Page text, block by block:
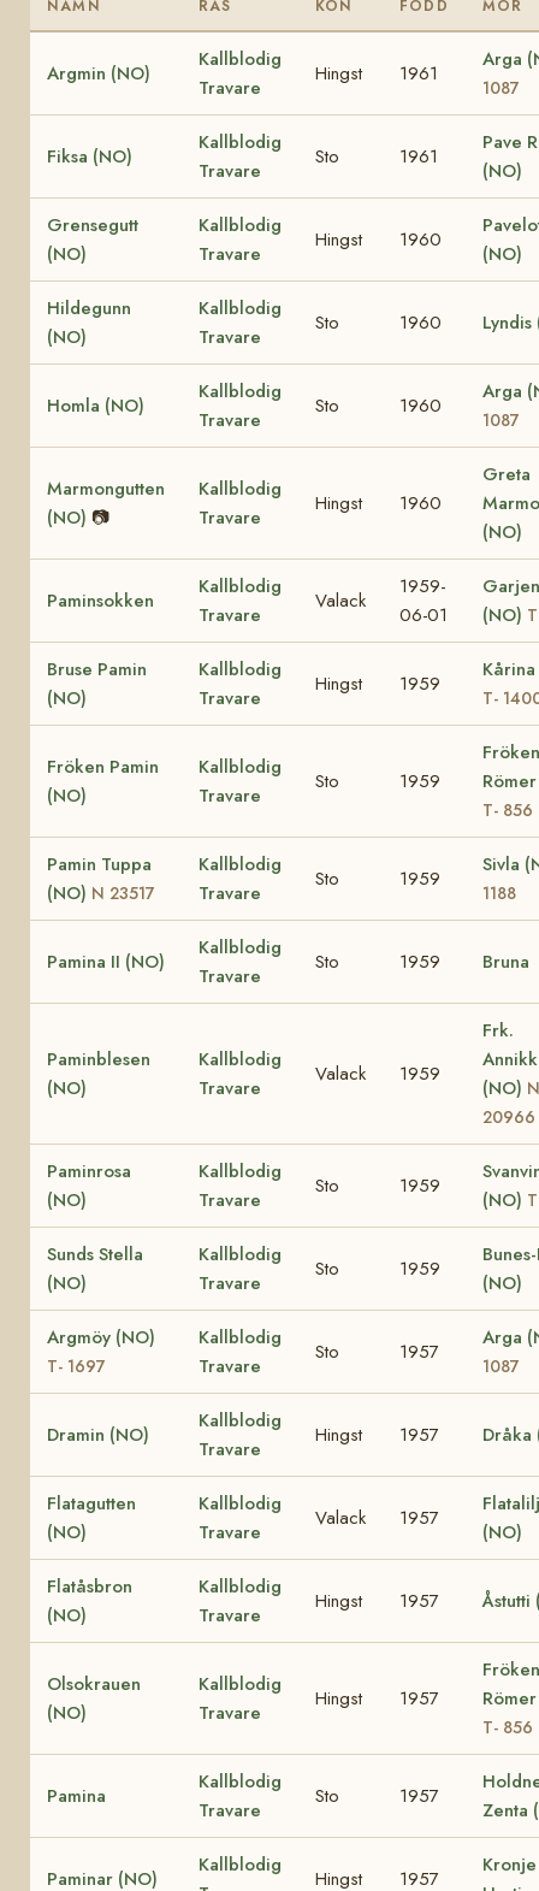
NAMN RAS KÖN FÖDD MOR
Argmin (NO)
Kallblodig
Travare
Hingst 1961
Arga
1087
Fiksa (NO)
Kallblodig
Travare
Sto 1961
Pave
(NO)
Grensegutt
(NO)
Kallblodig
Travare
Hingst 1960
(NO)
Hildegunn
(NO)
Kallblodig
Travare
Sto 1960
Homla (NO)
Kallblodig
Travare
Sto 1960
Arga
1087
Marmongutten
(NO) 📷
Kallblodig
Travare
Hingst 1960
Greta
(NO)
Paminsokken
Kallblodig
Travare
Valack
1959-
06-01
(NO)
Bruse Pamin
(NO)
Kallblodig
Travare
Hingst 1959
T-
Fröken Pamin
(NO)
Kallblodig
Travare
Sto 1959
Fröken
T- 856
Pamin Tuppa
(NO) N 23517
Kallblodig
Travare
Sto 1959
Sivla
1188
Pamina II (NO)
Kallblodig
Travare
Sto 1959 Bruna
Paminblesen
(NO)
Kallblodig
Travare
Valack 1959
Frk.
(NO) N
20966
Paminrosa
(NO)
Kallblodig
Travare
Sto 1959
(NO)
Sunds Stella
(NO)
Kallblodig
Travare
Sto 1959
(NO)
Argmöy (NO)
T- 1697
Kallblodig
Travare
Sto 1957
Arga
1087
Dramin (NO)
Kallblodig
Travare
Hingst 1957 Dråka
Flatagutten
(NO)
Kallblodig
Travare
Valack 1957
(NO)
Flatåsbron
(NO)
Kallblodig
Travare
Hingst 1957 Åstutti
Olsokrauen
(NO)
Kallblodig
Travare
Hingst 1957
Fröken
T- 856
Pamina
Kallblodig
Travare
Sto 1957
Zenta
Paminar (NO)
Kallblodig
Hingst 1957
Kronje